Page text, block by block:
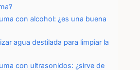
con alcohol: ¿es una buena
agua destilada para limpiar la
con ultrasonidos: ¿sirve de